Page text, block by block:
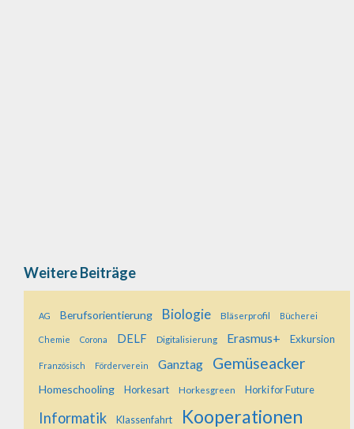
Weitere Beiträge
AG Berufsorientierung Biologie Bläserprofil Bücherei
Chemie Corona DELF Digitalisierung Erasmus+ Exkursion
Französisch Förderverein Ganztag Gemüseacker
Homeschooling Horkesart Horkesgreen Horki for Future
Informatik Klassenfahrt Kooperationen